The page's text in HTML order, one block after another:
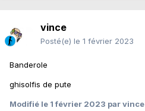
vince
Posté(e) le 1 février 2023
Banderole
ghisolfis de pute
Modifié le 1 février 2023 par vince